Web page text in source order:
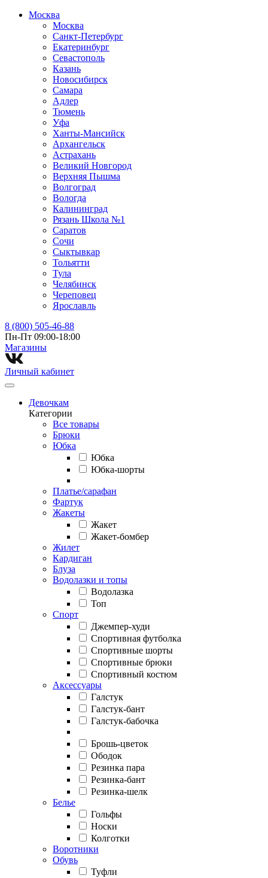
Москва
Москва
Санкт-Петербург
Екатеринбург
Севастополь
Казань
Новосибирск
Самара
Адлер
Тюмень
Уфа
Ханты-Мансийск
Архангельск
Астрахань
Великий Новгород
Верхняя Пышма
Волгоград
Вологда
Калининград
Рязань Школа №1
Саратов
Сочи
Сыктывкар
Тольятти
Тула
Челябинск
Череповец
Ярославль
8 (800) 505-46-88
Пн-Пт 09:00-18:00
Магазины⁠
Личный кабинет
Девочкам
Категории
Все товары
Брюки
Юбка
Юбка
Юбка-шорты
Платье/сарафан
Фартук
Жакеты
Жакет
Жакет-бомбер
Жилет
Кардиган
Блуза
Водолазки и топы
Водолазка
Топ
Спорт
Джемпер-худи
Спортивная футболка
Спортивные шорты
Спортивные брюки
Спортивный костюм
Аксессуары
Галстук
Галстук-бант
Галстук-бабочка
Брошь-цветок
Ободок
Резинка пара
Резинка-бант
Резинка-шелк
Белье
Гольфы
Носки
Колготки
Воротники
Обувь
Туфли